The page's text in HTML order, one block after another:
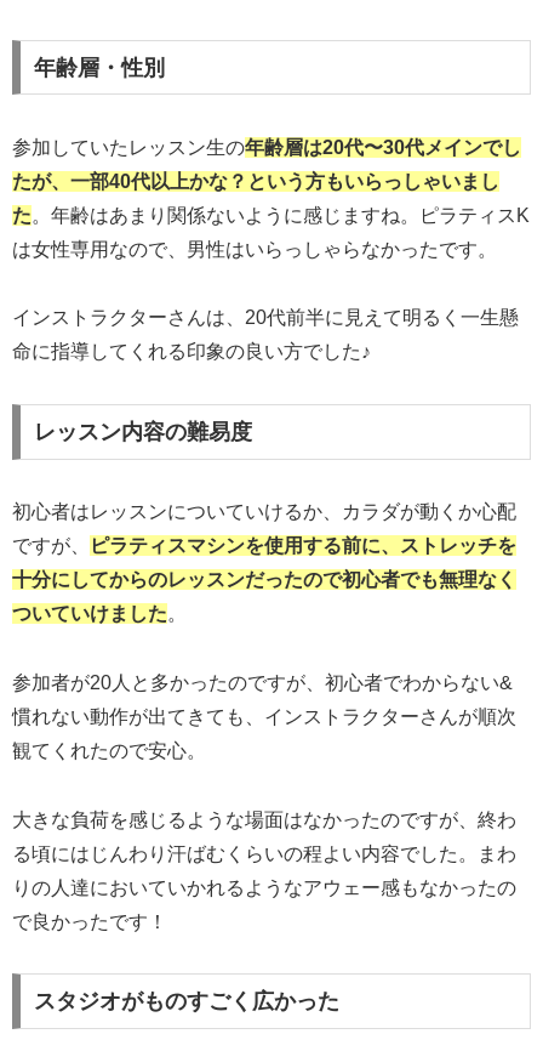
年齢層・性別
参加していたレッスン生の年齢層は20代〜30代メインでし
たが、一部40代以上かな？という方もいらっしゃいまし
た。年齢はあまり関係ないように感じますね。ピラティスK
は女性専用なので、男性はいらっしゃらなかったです。
インストラクターさんは、20代前半に見えて明るく一生懸
命に指導してくれる印象の良い方でした♪
レッスン内容の難易度
初心者はレッスンについていけるか、カラダが動くか心配
ですが、
ピラティスマシンを使用する前に、ストレッチを
十分にしてからのレッスンだったので初心者でも無理なく
ついていけました。
参加者が20人と多かったのですが、初心者でわからない&
慣れない動作が出てきても、インストラクターさんが順次
観てくれたので安心。
大きな負荷を感じるような場面はなかったのですが、終わ
る頃にはじんわり汗ばむくらいの程よい内容でした。まわ
りの人達においていかれるようなアウェー感もなかったの
で良かったです！
スタジオがものすごく広かった